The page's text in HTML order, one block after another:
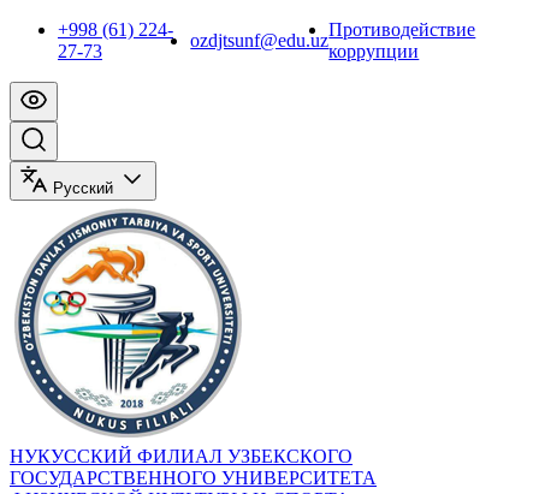
+998 (61) 224-
27-73
ozdjtsunf@edu.uz
Противодействие
коррупции
Русский
НУКУССКИЙ ФИЛИАЛ УЗБЕКСКОГО
ГОСУДАРСТВЕННОГО УНИВЕРСИТЕТА